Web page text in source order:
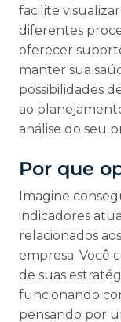
facilite
diferentes
oferecer
manter sua
possibilidades
ao
análise do seu
Por que
Imagine
indicadores
relacionados
empresa. Você
de suas
funcionando
pensando por